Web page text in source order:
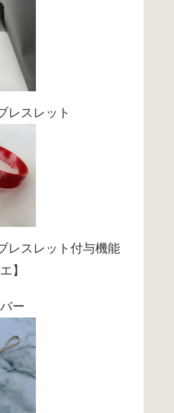
レスレット
レスレット付与機能
】
ー